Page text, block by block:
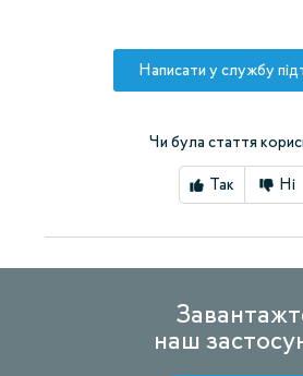
Написати у службу
Чи була стаття
Так Ні
наш